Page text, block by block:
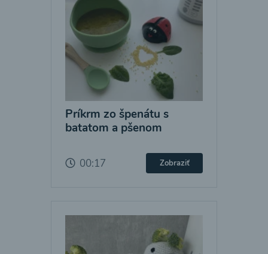
Príkrm zo špenátu s
batatom a pšenom
00:17 Zobraziť